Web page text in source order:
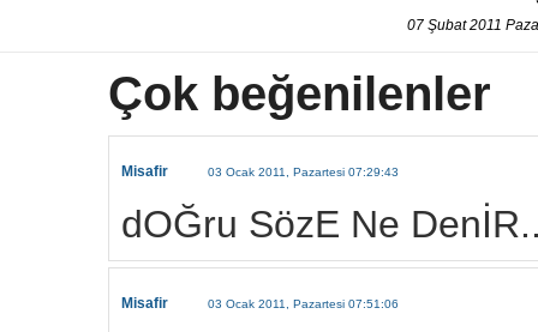
07 Şubat 2011
Çok beğenilenler
Misafir 03 Ocak 2011, Pazartesi 07:29:43
dOĞru SözE Ne
Misafir 03 Ocak 2011, Pazartesi 07:51:06